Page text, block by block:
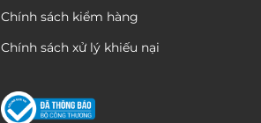
Chính sách kiểm hàng
Chính sách xử lý khiếu nại